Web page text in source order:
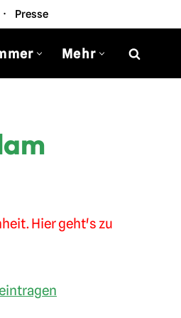
· Presse
Mehr
Hier geht's zu